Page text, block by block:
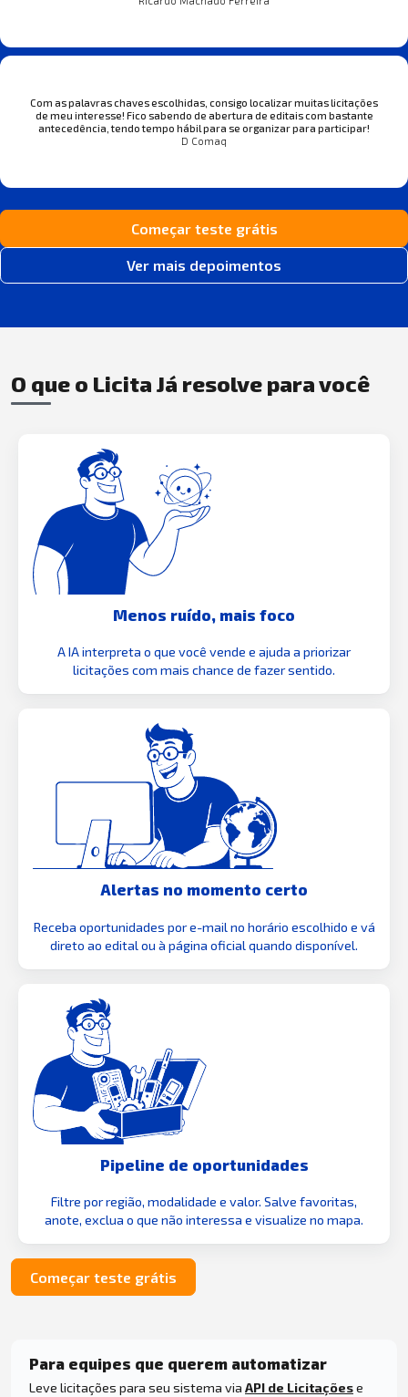
Com as palavras chaves escolhidas, consigo localizar muitas licitações
de meu interesse! Fico sabendo de abertura de editais com bastante
antecedência, tendo tempo hábil para se organizar para participar!
D Comaq
Começar teste grátis
Ver mais depoimentos
O que o Licita Já resolve para você
Menos ruído, mais foco
A IA interpreta o que você vende e ajuda a priorizar
licitações com mais chance de fazer sentido.
Alertas no momento certo
Receba oportunidades por e-mail no horário escolhido e vá
direto ao edital ou à página oficial quando disponível.
Pipeline de oportunidades
Filtre por região, modalidade e valor. Salve favoritas,
anote, exclua o que não interessa e visualize no mapa.
Começar teste grátis
Para equipes que querem automatizar
Leve licitações para seu sistema via API de Licitaçõese